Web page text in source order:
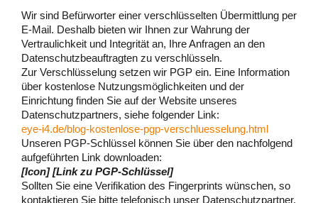
Wir sind Befürworter einer verschlüsselten Übermittlung per
E-Mail. Deshalb bieten wir Ihnen zur Wahrung der
Vertraulichkeit und Integrität an, Ihre Anfragen an den
Datenschutzbeauftragten zu verschlüsseln.
Zur Verschlüsselung setzen wir PGP ein. Eine Information
über kostenlose Nutzungsmöglichkeiten und der
Einrichtung finden Sie auf der Website unseres
Datenschutzpartners, siehe folgender Link:
eye-i4.de/blog-kostenlose-pgp-verschluesselung.html
Unseren PGP-Schlüssel können Sie über den nachfolgend
aufgeführten Link downloaden:
[Icon] [Link zu PGP-Schlüssel]
Sollten Sie eine Verifikation des Fingerprints wünschen, so
kontaktieren Sie bitte telefonisch unser Datenschutzpartner,